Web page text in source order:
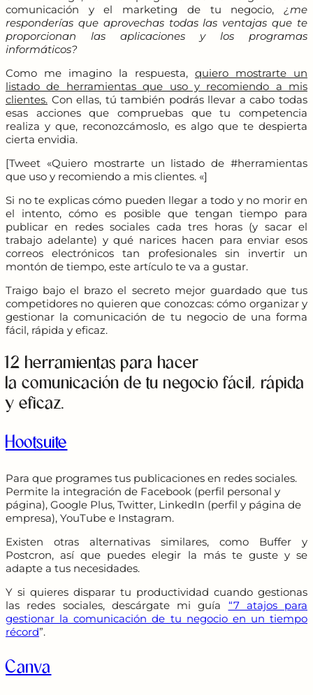
comunicación y el marketing de tu negocio, ¿me
responderías que aprovechas todas las ventajas que te
proporcionan las aplicaciones y los programas
informáticos?
Como me imagino la respuesta, quiero mostrarte un
listado de herramientas que uso y recomiendo a mis
clientes. Con ellas, tú también podrás llevar a cabo todas
esas acciones que compruebas que tu competencia
realiza y que, reconozcámoslo, es algo que te despierta
cierta envidia.
[Tweet «Quiero mostrarte un listado de #herramientas
que uso y recomiendo a mis clientes. «]
Si no te explicas cómo pueden llegar a todo y no morir en
el intento, cómo es posible que tengan tiempo para
publicar en redes sociales cada tres horas (y sacar el
trabajo adelante) y qué narices hacen para enviar esos
correos electrónicos tan profesionales sin invertir un
montón de tiempo, este artículo te va a gustar.
Traigo bajo el brazo el secreto mejor guardado que tus
competidores no quieren que conozcas: cómo organizar y
gestionar la comunicación de tu negocio de una forma
fácil, rápida y eficaz.
12 herramientas para hacer
la comunicación de tu negocio fácil, rápida
y eficaz.
Hootsuite
Para que programes tus publicaciones en redes sociales.
Permite la integración de Facebook (perfil personal y
página), Google Plus, Twitter, LinkedIn (perfil y página de
empresa), YouTube e Instagram.
Existen otras alternativas similares, como Buffer y
Postcron, así que puedes elegir la más te guste y se
adapte a tus necesidades.
Y si quieres disparar tu productividad cuando gestionas
las redes sociales, descárgate mi guía “7 atajos para
gestionar la comunicación de tu negocio en un tiempo
récord”.
Canva